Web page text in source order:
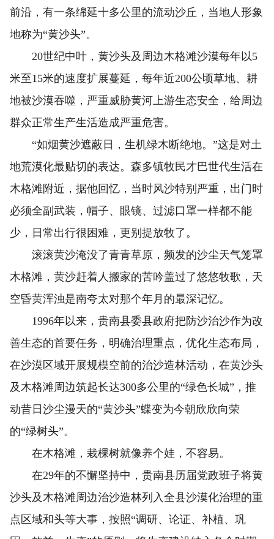
前沿，有一条绵延十多公里的流动沙丘，当地人形象
地称为“黄沙头”。
20世纪中叶，黄沙头及周边木格滩沙漠每年以5
米至15米的速度扩展蔓延，每年近200公顷草地、耕
地被沙漠吞噬，严重威胁黄河上游生态安全，给周边
群众正常生产生活造成严重危害。
“如烟黄沙遮蔽日，生机绿木断绝地。”这是对土
地荒漠化最贴切的表达。森多镇牧民才巴世代生活在
木格滩附近，据他回忆，当时风沙特别严重，出门时
必须全副武装，帽子、眼镜、过滤口罩一样都不能
少，日常出行很困难，更别提放牧了。
滚滚黄沙淹没了青青草原，频发的沙尘天气笼罩
木格滩，黄沙赶着人搬家的苦吟盖过了悠悠牧歌，天
空昏黄浑浊是南夸太对那个年月的最深记忆。
1996年以来，贵南县委县政府把防沙治沙作为改
善生态的首要任务，明确治理重点，优化生态布局，
在沙漠区域开展规模空前的治沙造林活动，在黄沙头
及木格滩周边筑起长达300多公里的“绿色长城”，推
动昔日沙尘漫天的“黄沙头”蝶变为今朝欣欣向荣
的“绿树头”。
在木格滩，栽棵树就像养个娃，不容易。
在29年的不懈坚持中，贵南县历届党政班子将黄
沙头及木格滩周边治沙造林列入全县沙漠化治理的重
点区域和头等大事，按照“调研、论证、补植、巩